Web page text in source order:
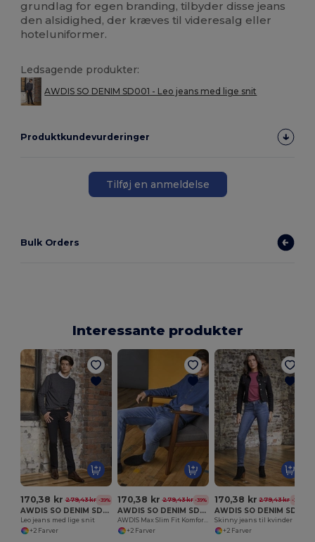
grundlag for egen branding, tilbyder disse jeans
den alsidighed, der kræves til videresalg eller
hoteluniformer.
Ledsagende produkter:
AWDIS SO DENIM SD001 - Leo jeans med lige snit
Produktkundevurderinger
Tilføj en anmeldelse
Bulk Orders
Interessante produkter
170,38 kr 279,43 kr -39%
AWDIS SO DENIM SD001
Leo jeans med lige snit
+2 Farver
170,38 kr 279,43 kr -39%
AWDIS SO DENIM SD004
AWDIS Max Slim Fit Komfort Jeans
+2 Farver
170,38 kr 279,43 kr -39%
+2 Farver